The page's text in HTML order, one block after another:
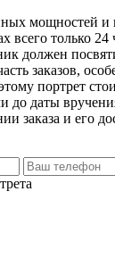
мощностей и
всего только 24
должен
заказов,
портрет
до даты
заказа и его